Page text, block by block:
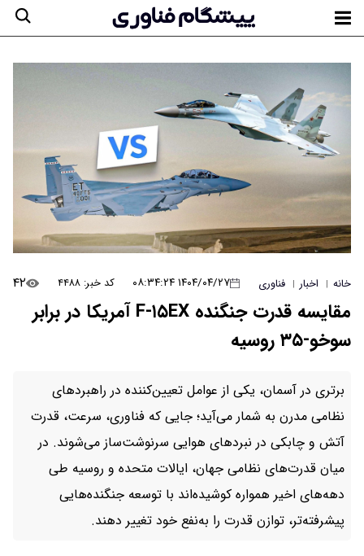
خانه | اخبار | فناوری ۱۴۰۴/۰۴/۲۷ ۰۸:۳۴:۲۴ کد خبر: ۴۴۸۸ ۴۲
مقایسه قدرت جنگنده F-۱۵EX آمریکا در برابر
سوخو-۳۵ روسیه
برتری در آسمان، یکی از عوامل تعیین‌کننده در راهبردهای
نظامی مدرن به شمار می‌آید؛ جایی که فناوری، سرعت، قدرت
آتش و چابکی در نبردهای هوایی سرنوشت‌ساز می‌شوند. در
میان قدرت‌های نظامی جهان، ایالات متحده و روسیه طی
دهه‌های اخیر همواره کوشیده‌اند با توسعه جنگنده‌هایی
پیشرفته‌تر، توازن قدرت را به‌نفع خود تغییر دهند.